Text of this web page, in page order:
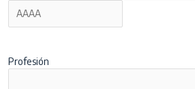
Profesión